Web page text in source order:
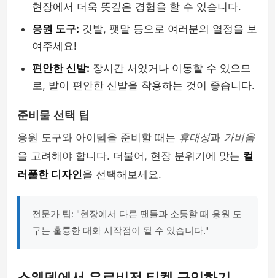
현장에서 더욱 뜻깊은 경험을 할 수 있습니다.
응원 도구: 깃발, 팻말 등으로 여러분의 열정을 보
여주세요!
편안한 신발: 장시간 서있거나 이동할 수 있으므
로, 발이 편안한 신발을 착용하는 것이 좋습니다.
준비물 선택 팁
응원 도구와 아이템을 준비할 때는 휴대성과 가벼움
을 고려해야 합니다. 더불어, 현장 분위기에 맞는 컬
러풀한 디자인을 선택해보세요.
전문가 팁: "현장에서 다른 팬들과 소통할 때 응원 도
구는 훌륭한 대화 시작점이 될 수 있습니다."